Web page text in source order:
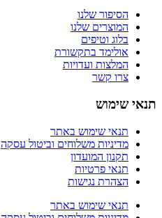
הסיפור שלנו
המוצרים שלנו
בלוג וטיפים
אולימד בתקשורת
המלצות ועדויות
צרו קשר
תנאי שימוש
תנאי שימוש באתר
מדיניות משלוחים וביטול עסקה
תקנון המועדון
תנאי פרטיות
הצהרת נגישות
תנאי שימוש באתר